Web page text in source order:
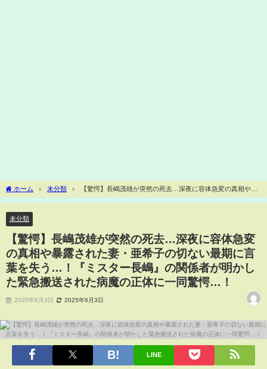
ホーム 未分類
【驚愕】長嶋茂雄が突然の死去…深夜に容体急変の真相や暴
露された妻・亜希子の切ない最期に言葉を失う…！『ミスター長嶋』の関係者が明か
未分類
【驚愕】長嶋茂雄が突然の死去…深夜に容体急変
の真相や暴露された妻・亜希子の切ない最期に言
葉を失う…！『ミスター長嶋』の関係者が明かし
た緊急搬送された病魔の正体に一同驚愕…！
2025年6月3日 2025年6月3日
LINE